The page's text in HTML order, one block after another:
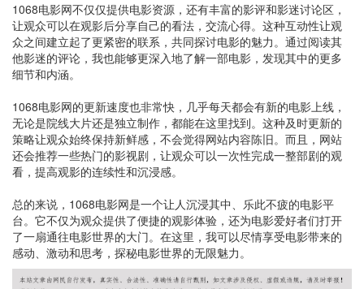
1068电影网不仅仅提供电影资源，还有丰富的影评和影迷讨论区，
让观众可以在观影后分享自己的看法，交流心得。这种互动性让观
众之间建立起了更紧密的联系，共同探讨电影的魅力。通过阅读其
他影迷的评论，我也能够更深入地了解一部电影，发现其中的更多
细节和内涵。
1068电影网的更新速度也非常快，几乎每天都会有新的电影上线，
无论是院线大片还是独立制作，都能在这里找到。这种及时更新的
策略让观众始终保持新鲜感，不会觉得网站内容陈旧。而且，网站
还会推荐一些热门的影视剧，让观众可以一次性完成一整部剧的观
看，提高观影的连续性和沉浸感。
总的来说，1068电影网是一个让人沉浸其中、乐此不疲的电影平
台。它不仅为观众提供了便捷的观影体验，还为电影爱好者们打开
了一扇通往电影世界的大门。在这里，我可以尽情享受电影带来的
感动、激动和思考，探秘电影世界的无限魅力。